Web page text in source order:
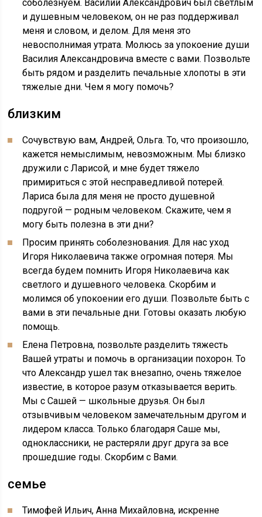
соболезнуем. Василий Александрович был светлым
и душевным человеком, он не раз поддерживал
меня и словом, и делом. Для меня это
невосполнимая утрата. Молюсь за упокоение души
Василия Александровича вместе с вами. Позвольте
быть рядом и разделить печальные хлопоты в эти
тяжелые дни. Чем я могу помочь?
близким
Сочувствую вам, Андрей, Ольга. То, что произошло,
кажется немыслимым, невозможным. Мы близко
дружили с Ларисой, и мне будет тяжело
примириться с этой несправедливой потерей.
Лариса была для меня не просто душевной
подругой — родным человеком. Скажите, чем я
могу быть полезна в эти дни?
Просим принять соболезнования. Для нас уход
Игоря Николаевича также огромная потеря. Мы
всегда будем помнить Игоря Николаевича как
светлого и душевного человека. Скорбим и
молимся об упокоении его души. Позвольте быть с
вами в эти печальные дни. Готовы оказать любую
помощь.
Елена Петровна, позвольте разделить тяжесть
Вашей утраты и помочь в организации похорон. То
что Александр ушел так внезапно, очень тяжелое
известие, в которое разум отказывается верить.
Мы с Сашей — школьные друзья. Он был
отзывчивым человеком замечательным другом и
лидером класса. Только благодаря Саше мы,
одноклассники, не растеряли друг друга за все
прошедшие годы. Скорбим с Вами.
семье
Тимофей Ильич, Анна Михайловна, искренне